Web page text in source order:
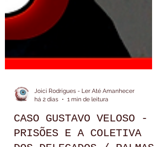
há 2 dias
1 min de leitura
CASO GUSTAVO VELOSO -